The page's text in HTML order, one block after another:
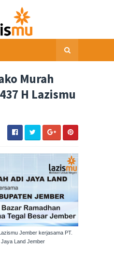
Murah
H Lazismu
Jember kerjasama PT.
Jaya Land Jember